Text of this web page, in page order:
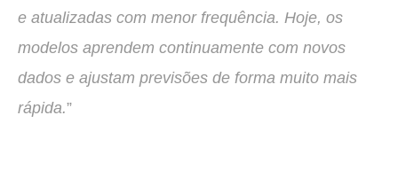
e atualizadas com menor frequência. Hoje, os
modelos aprendem continuamente com novos
dados e ajustam previsões de forma muito mais
rápida.”